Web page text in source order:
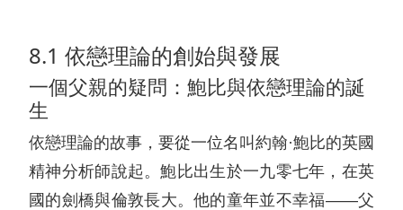
8.1 依戀理論的創始與發展
一個父親的疑問：鮑比與依戀理論的誕
生
依戀理論的故事，要從一位名叫約翰·鮑比的英國
精神分析師說起。鮑比出生於一九零七年，在英
國的劍橋與倫敦長大。他的童年並不幸福——父